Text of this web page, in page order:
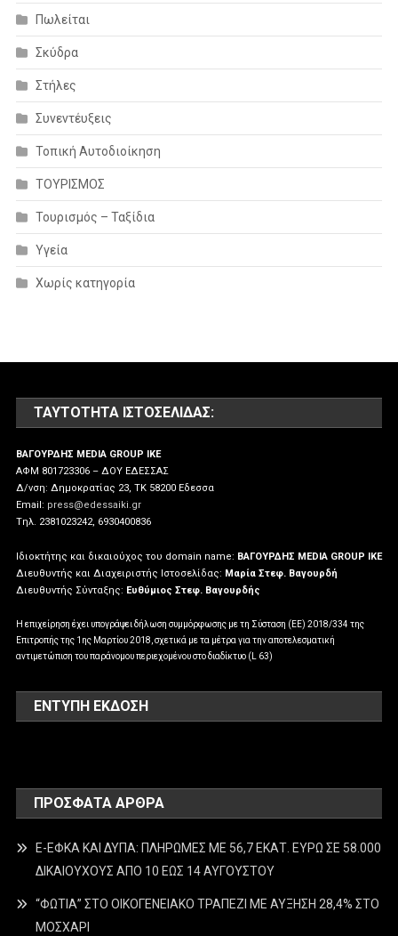
Πωλείται
Σκύδρα
Στήλες
Συνεντέυξεις
Τοπική Αυτοδιοίκηση
ΤΟΥΡΙΣΜΟΣ
Τουρισμός – Ταξίδια
Υγεία
Χωρίς κατηγορία
ΤΑΥΤΌΤΗΤΑ ΙΣΤΟΣΕΛΊΔΑΣ:
ΒΑΓΟΥΡΔΗΣ MEDIA GROUP IKE
ΑΦΜ 801723306 – ΔΟΥ ΕΔΕΣΣΑΣ
Δ/νση: Δημοκρατίας 23, ΤΚ 58200 Εδεσσα
Email: press@edessaiki.gr
Tηλ. 2381023242, 6930400836
Ιδιοκτήτης και δικαιούχος του domain name: ΒΑΓΟΥΡΔΗΣ MEDIA GROUP IKE
Διευθυντής και Διαχειριστής Ιστοσελίδας: Μαρία Στεφ. Βαγουρδή
Διευθυντής Σύνταξης: Ευθύμιος Στεφ. Βαγουρδής
Η επιχείρηση έχει υπογράψει δήλωση συμμόρφωσης με τη Σύσταση (ΕΕ) 2018/334 της
Επιτροπής της 1ης Μαρτίου 2018, σχετικά με τα μέτρα για την αποτελεσματική
αντιμετώπιση του παράνομου περιεχομένου στο διαδίκτυο (L 63)
ΕΝΤΥΠΗ ΕΚΔΟΣΗ
ΠΡΌΣΦΑΤΑ ΆΡΘΡΑ
E-ΕΦΚΑ ΚΑΙ ΔΥΠΑ: ΠΛΗΡΩΜΕΣ ΜΕ 56,7 ΕΚΑΤ. ΕΥΡΩ ΣΕ 58.000
ΔΙΚΑΙΟΥΧΟΥΣ ΑΠΟ 10 ΕΩΣ 14 ΑΥΓΟΥΣΤΟΥ
“ΦΩΤΙΑ” ΣΤΟ ΟΙΚΟΓΕΝΕΙΑΚΟ ΤΡΑΠΕΖΙ ΜΕ ΑΥΞΗΣΗ 28,4% ΣΤΟ
ΜΟΣΧΑΡΙ